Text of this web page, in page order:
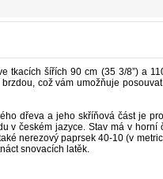
tkacích šířích 90 cm (35 3/8”) a
což vám umožňuje
dřeva a jeho skříňová část je
v českém jazyce.Stav má v horní
nerezový paprsek 40-10 (v
snovacích latěk.